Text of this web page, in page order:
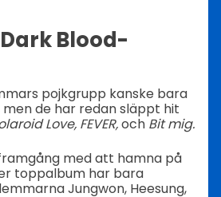
Dark Blood-
pojkgrupp kanske bara
de har redan släppt hit
Love, FEVER,och Bit mig.
framgång med att hamna på
toppalbum har bara
Jungwon, Heesung,